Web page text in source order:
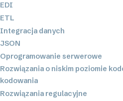
EDI
ETL
Integracja danych
JSON
Oprogramowanie serwerowe
Rozwiązania o niskim poziomie
kodowania
Rozwiązania regulacyjne